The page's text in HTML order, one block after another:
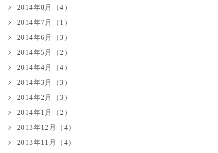
2014年8月（4）
2014年7月（1）
2014年6月（3）
2014年5月（2）
2014年4月（4）
2014年3月（3）
2014年2月（3）
2014年1月（2）
2013年12月（4）
2013年11月（4）